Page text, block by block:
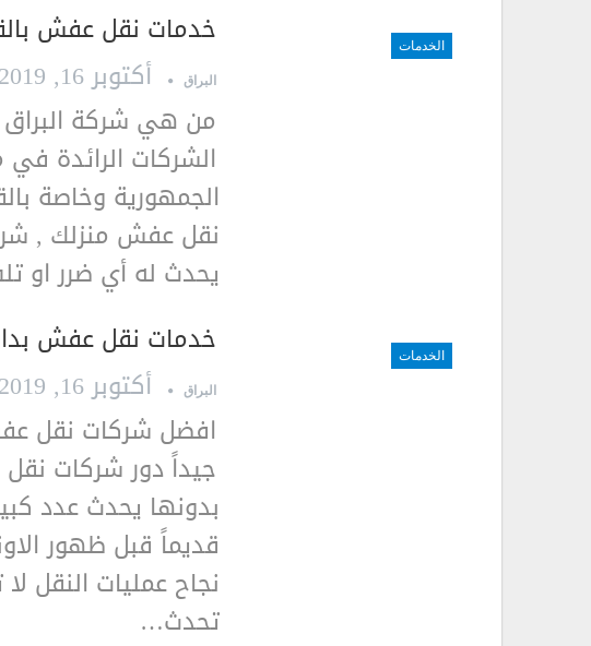
الخدمات خدمات نقل عفش
البراق أكتوبر 16, 2019
من هي شركة
الشركات الرائدة
الجمهورية وخاصة
نقل عفش منزلك ,
يحدث له أي ضرر او
الخدمات خدمات نقل عفش
البراق أكتوبر 16, 2019
افضل شركات نقل
جيداً دور شركات
بدونها يحدث عدد
قديماً قبل ظهور
نجاح عمليات النقل
تحدث…